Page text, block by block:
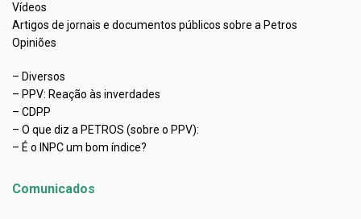
Vídeos
Artigos de jornais e documentos públicos sobre a Petros
Opiniões
– Diversos
– PPV: Reação às inverdades
– CDPP
– O que diz a PETROS (sobre o PPV):
– É o INPC um bom índice?
Comunicados